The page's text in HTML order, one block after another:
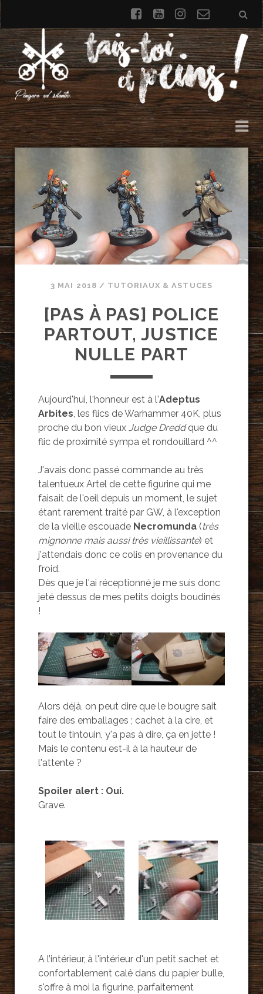
facebookyoutubeinstagram
de
contact
3 MAI 2018 / TUTORIAUX & ASTUCES
[PAS À PAS] POLICE
PARTOUT, JUSTICE
NULLE PART
Aujourd'hui, l'honneur est à l'Adeptus
Arbites, les flics de Warhammer 40K, plus
proche du bon vieux Judge Dreddque du
flic de proximité sympa et rondouillard ^^
J'avais donc passé commande au très
talentueux Artel de cette figurine qui me
faisait de l'oeil depuis un moment, le sujet
étant rarement traité par GW, à l'exception
de la vieille escouade Necromunda(très
mignonne mais aussi très vieillissante) et
j'attendais donc ce colis en provenance du
froid.
Dès que je l'ai réceptionné je me suis donc
jeté dessus de mes petits doigts boudinés
!
Alors déjà, on peut dire que le bougre sait
faire des emballages ; cachet à la cire, et
tout le tintouin, y'a pas à dire, ça en jette !
Mais le contenu est-il à la hauteur de
l'attente ?
Spoiler alert : Oui.
Grave.
A l’intérieur, à l'intérieur d'un petit sachet et
confortablement calé dans du papier bulle,
s'offre à moi la figurine, parfaitement